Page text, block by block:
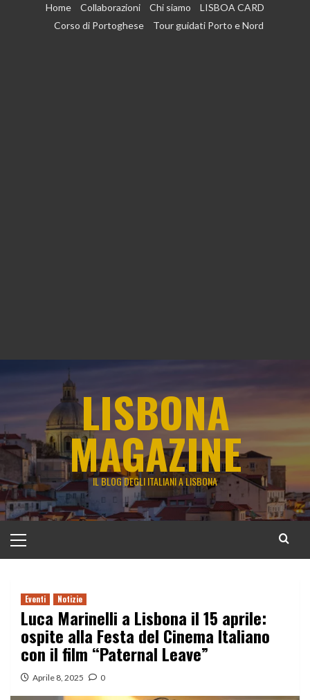
Home Collaborazioni Chi siamo
LISBOA CARD
Corso di Portoghese
Tour guidati Porto e Nord
LISBONA
MAGAZINE
IL BLOG DEGLI ITALIANI A LISBONA
principale
Eventi Notizie
Luca Marinelli a Lisbona il 15 aprile:
ospite alla Festa del Cinema Italiano
con il film “Paternal Leave”
Aprile 8, 2025 0